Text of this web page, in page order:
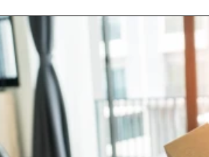
CÉGNÉV
TELEFONSZÁM
ELOLVASOM